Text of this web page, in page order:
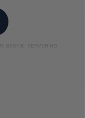
BESTIK SERVERING